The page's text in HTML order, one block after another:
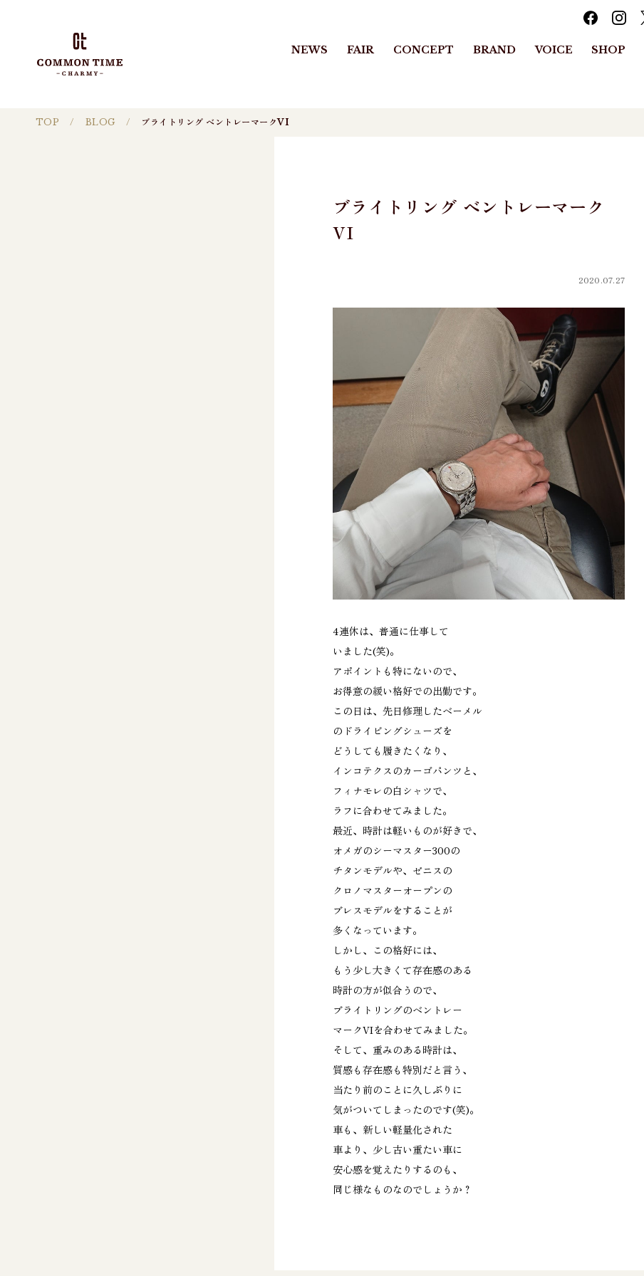
NEWS FAIR CONCEPT BRAND VOICE SHOP
TOP BLOG ブライトリング ベントレーマークVI
ブライトリング ベントレーマーク
VI
2020.07.27
4連休は、普通に仕事して
いました(笑)。
アポイントも特にないので、
お得意の緩い格好での出勤です。
この日は、先日修理したベーメル
のドライビングシューズを
どうしても履きたくなり、
インコテクスのカーゴパンツと、
フィナモレの白シャツで、
ラフに合わせてみました。
最近、時計は軽いものが好きで、
オメガのシーマスター300の
チタンモデルや、ゼニスの
クロノマスターオープンの
ブレスモデルをすることが
多くなっています。
しかし、この格好には、
もう少し大きくて存在感のある
時計の方が似合うので、
ブライトリングのベントレー
マークVIを合わせてみました。
そして、重みのある時計は、
質感も存在感も特別だと言う、
当たり前のことに久しぶりに
気がついてしまったのです(笑)。
車も、新しい軽量化された
車より、少し古い重たい車に
安心感を覚えたりするのも、
同じ様なものなのでしょうか？